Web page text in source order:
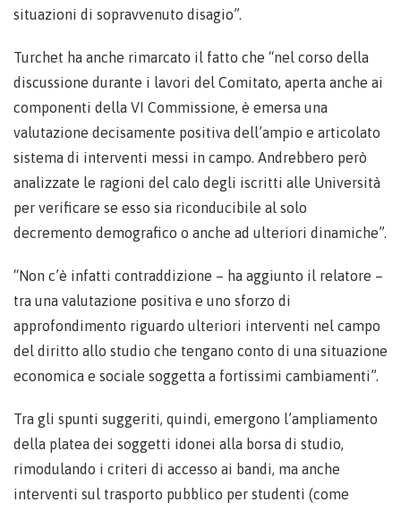
situazioni di sopravvenuto disagio”.
Turchet ha anche rimarcato il fatto che “nel corso della
discussione durante i lavori del Comitato, aperta anche ai
componenti della VI Commissione, è emersa una
valutazione decisamente positiva dell’ampio e articolato
sistema di interventi messi in campo. Andrebbero però
analizzate le ragioni del calo degli iscritti alle Università
per verificare se esso sia riconducibile al solo
decremento demografico o anche ad ulteriori dinamiche”.
“Non c’è infatti contraddizione – ha aggiunto il relatore –
tra una valutazione positiva e uno sforzo di
approfondimento riguardo ulteriori interventi nel campo
del diritto allo studio che tengano conto di una situazione
economica e sociale soggetta a fortissimi cambiamenti”.
Tra gli spunti suggeriti, quindi, emergono l’ampliamento
della platea dei soggetti idonei alla borsa di studio,
rimodulando i criteri di accesso ai bandi, ma anche
interventi sul trasporto pubblico per studenti (come